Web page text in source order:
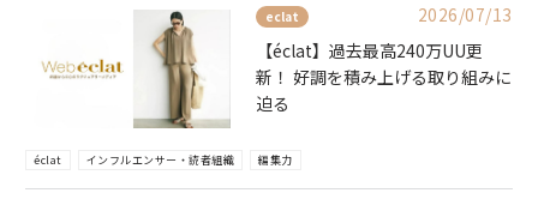
eclat
2026/07/13
【éclat】過去最高240万UU更
新！ 好調を積み上げる取り組みに
迫る
éclat インフルエンサー・読者組織 編集力